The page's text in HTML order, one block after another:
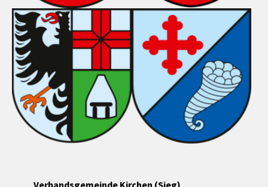
Verbandsgemeinde Kirchen (Sieg)